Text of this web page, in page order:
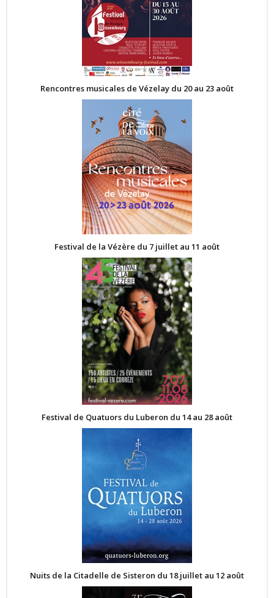
Rencontres musicales de Vézelay du 20 au 23 août
Festival de la Vézère du 7 juillet au 11 août
Festival de Quatuors du Luberon du 14 au 28 août
Nuits de la Citadelle de Sisteron du 18 juillet au 12 août